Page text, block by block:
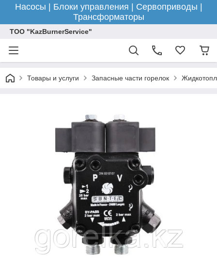
Насосы | Блоки управления | Сервоприводы |
Трансформаторы
ТОО "KazBurnerService"
Товары и услуги Запасные части горелок